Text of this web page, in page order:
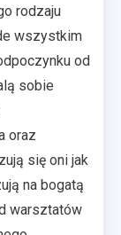
rodzaju
wszystkim
od
sobie
oraz
się oni jak
na bogatą
warsztatów